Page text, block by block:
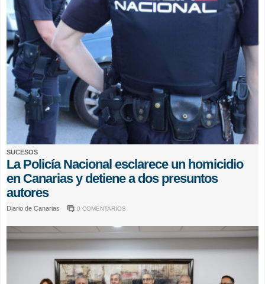
SUCESOS
La Policía Nacional esclarece un homicidio
en Canarias y detiene a dos presuntos
autores
Diario de Canarias 0 COMENTARIOS